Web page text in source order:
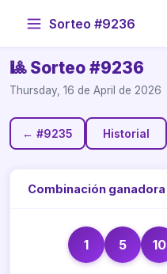
Sorteo #9236
🎱 Sorteo #9236
Thursday, 16 de April de 2026
← #9235 Historial
Combinación ganadora
1 5 10